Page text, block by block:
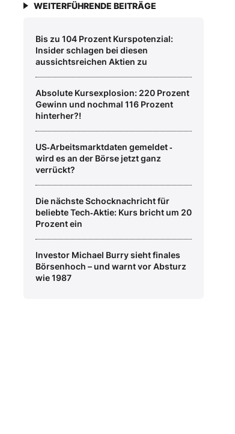
WEITERFÜHRENDE BEITRÄGE
Bis zu 104 Prozent Kurspotenzial:
Insider schlagen bei diesen
aussichtsreichen Aktien zu
Absolute Kursexplosion: 220 Prozent
Gewinn und nochmal 116 Prozent
hinterher?!
US‑Arbeitsmarktdaten gemeldet ‑
wird es an der Börse jetzt ganz
verrückt?
Die nächste Schocknachricht für
beliebte Tech‑Aktie: Kurs bricht um 20
Prozent ein
Investor Michael Burry sieht finales
Börsenhoch – und warnt vor Absturz
wie 1987